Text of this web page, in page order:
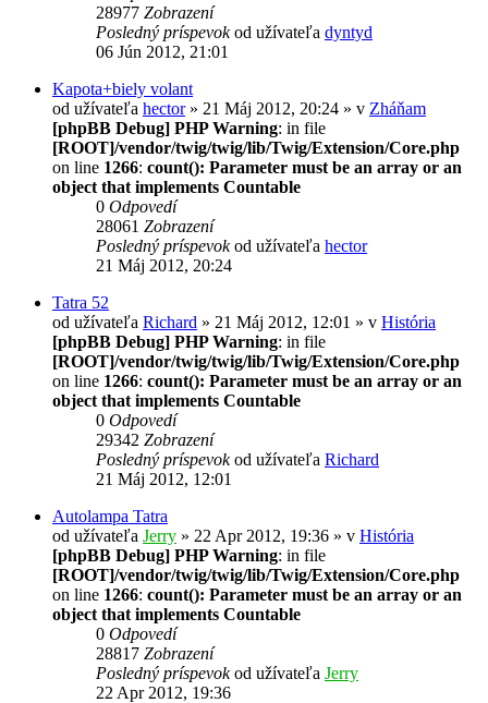
28977 Zobrazení
Posledný príspevokod užívateľa dyntyd
06 Jún 2012, 21:01
Kapota+biely volant
od užívateľa hector» 21 Máj 2012, 20:24 » v Zháňam
[phpBB Debug] PHP Warning: in file
[ROOT]/vendor/twig/twig/lib/Twig/Extension/Core.php
on line 1266: count(): Parameter must be an array or an
object that implements Countable
0 Odpovedí
28061 Zobrazení
Posledný príspevokod užívateľa hector
21 Máj 2012, 20:24
Tatra 52
od užívateľa Richard » 21 Máj 2012, 12:01 » v História
[phpBB Debug] PHP Warning: in file
[ROOT]/vendor/twig/twig/lib/Twig/Extension/Core.php
on line 1266: count(): Parameter must be an array or an
object that implements Countable
0 Odpovedí
29342 Zobrazení
Posledný príspevokod užívateľa Richard
21 Máj 2012, 12:01
Autolampa Tatra
od užívateľa Jerry » 22 Apr 2012, 19:36 » v História
[phpBB Debug] PHP Warning: in file
[ROOT]/vendor/twig/twig/lib/Twig/Extension/Core.php
on line 1266: count(): Parameter must be an array or an
object that implements Countable
0 Odpovedí
28817 Zobrazení
Posledný príspevokod užívateľa Jerry
22 Apr 2012, 19:36